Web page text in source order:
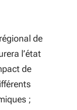
de
l’état
de
;